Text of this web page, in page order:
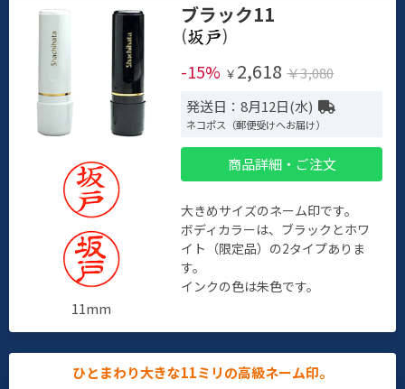
11mm
ブラック11
(
)
-15% ￥ 2,618 ￥3,080
発送日：8月12日(水)
ネコポス（郵便受けへお届け）
商品詳細・ご注文
大きめサイズのネーム印です。
ボディカラーは、ブラックとホワ
イト（限定品）の2タイプありま
す。
インクの色は朱色です。
ひとまわり大きな11ミリの高級ネーム印。